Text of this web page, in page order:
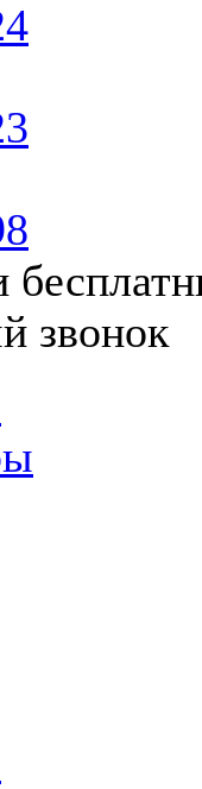
звонок